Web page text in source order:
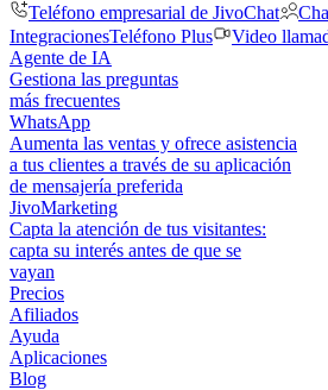
Teléfono empresarial de JivoChat
IntegracionesTeléfono Plus Video
Agente de IA
Gestiona las preguntas
más frecuentes
WhatsApp
Aumenta las ventas y ofrece asistencia
a tus clientes a través de su aplicación
de mensajería preferida
JivoMarketing
Capta la atención de tus visitantes:
capta su interés antes de que se
vayan
Precios
Afiliados
Ayuda
Aplicaciones
Blog